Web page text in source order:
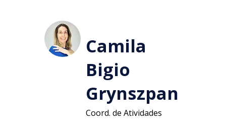
Camila
Bigio
Grynszpan
Coord. de Atividades